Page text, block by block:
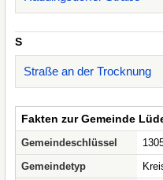
S
Straße an der Trocknung
Fakten zur Gemeinde
Gemeindeschlüssel
Gemeindetyp